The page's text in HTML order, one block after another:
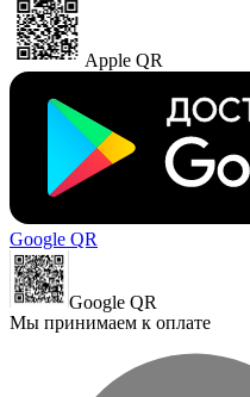
Apple QR
Google QR
Google QR
Мы принимаем к оплате